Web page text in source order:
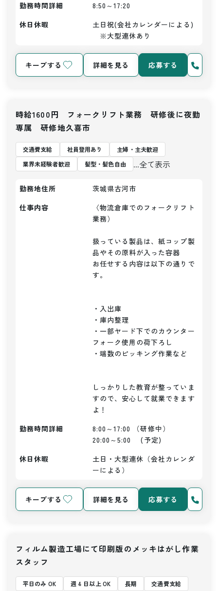
勤務時間詳細
8:50～17:20
休日休暇
土日祝(会社カレンダーによる)
※大型連休あり
キープする 詳細を見る 応募する
時給1600円 フォークリフト業務 研修後に夜勤
専属 研修地久喜市
交通費支給 社員登用あり
主婦・主夫歓迎
業界未経験者歓迎
髪型・髪色自由 ...全て表示
勤務地住所
茨城県古河市
仕事内容
〈物流倉庫でのフォークリフト
業務）
扱っている製品は、紙コップ製
品やその原料が入った容器
お任せする内容は以下の通りで
す。
・入出庫
・庫内整理
・一部ヤード下でのカウンター
フォーク使用の荷下ろし
・端数のピッキング作業など
しっかりした教育が整っていま
すので、安心して就業できます
よ！
勤務時間詳細
8:00～17:00 （研修中）
20:00～5:00　 (予定)
休日休暇
土日・大型連休（会社カレンダ
ーによる）
キープする 詳細を見る 応募する
フィルム製造工場にて印刷版のメッキはがし作業
スタッフ
平日のみ OK 週 4 日以上 OK 長期 交通費支給